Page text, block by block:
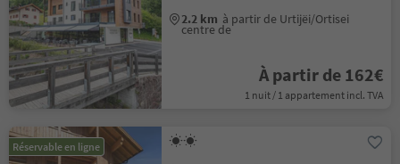
2.2 km à partir de Urtijëi/Ortisei
centre de
À partir de 162€
1 nuit / 1 appartement incl. TVA
Réservable en ligne